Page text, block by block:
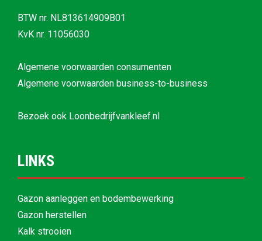
BTW nr. NL813614909B01
KvK nr. 11056030
Algemene voorwaarden consumenten
Algemene voorwaarden business-to-business
Bezoek ook Loonbedrijfvankleef.nl
LINKS
Gazon aanleggen en bodembewerking
Gazon herstellen
Kalk strooien